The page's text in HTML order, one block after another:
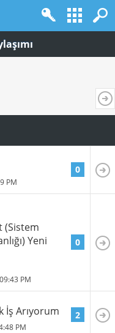
PM
0
(Sistem
Yeni
09:43 PM
0
İş Arıyorum
PM
2